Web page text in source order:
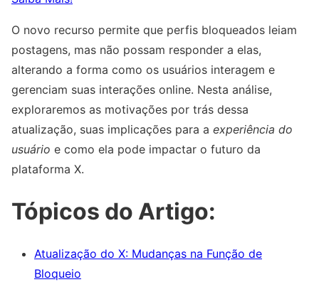
O novo recurso permite que perfis bloqueados leiam
postagens, mas não possam responder a elas,
alterando a forma como os usuários interagem e
gerenciam suas interações online. Nesta análise,
exploraremos as motivações por trás dessa
atualização, suas implicações para a experiência do
usuário e como ela pode impactar o futuro da
plataforma X.
Tópicos do Artigo:
Atualização do X: Mudanças na Função de
Bloqueio